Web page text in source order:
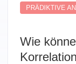
PRÄDIKTIVE
Wie